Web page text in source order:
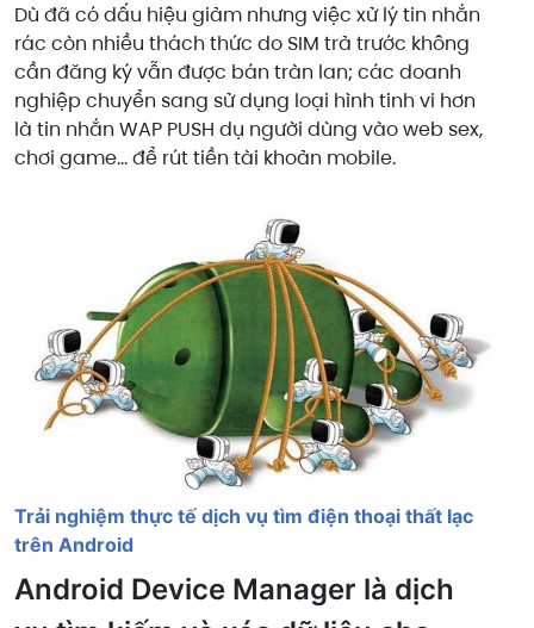
Dù đã có dấu hiệu giảm nhưng việc xử lý tin nhắn
rác còn nhiều thách thức do SIM trả trước không
cần đăng ký vẫn được bán tràn lan; các doanh
nghiệp chuyển sang sử dụng loại hình tinh vi hơn
là tin nhắn WAP PUSH dụ người dùng vào web sex,
chơi game… để rút tiền tài khoản mobile.
Trải nghiệm thực tế dịch vụ tìm điện thoại thất lạc
trên Android
Android Device Manager là dịch